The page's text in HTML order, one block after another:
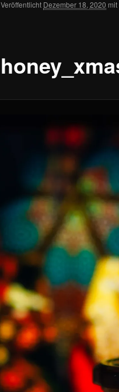
Veröffentlicht Dezember 18, 2020 mit